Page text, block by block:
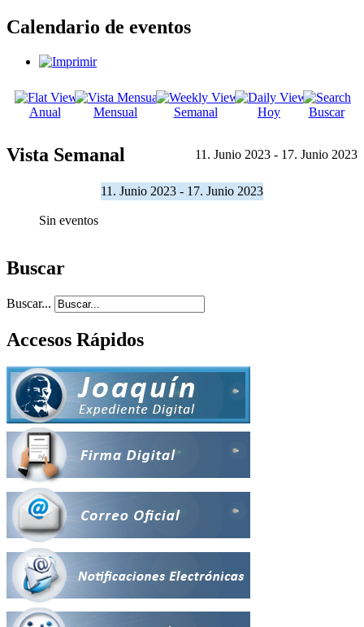
Calendario de eventos
Anual Mensual Semanal Hoy Buscar
Vista Semanal 11. Junio 2023 - 17. Junio 2023
11. Junio 2023 - 17. Junio 2023
Sin eventos
Buscar
Buscar...
Accesos Rápidos